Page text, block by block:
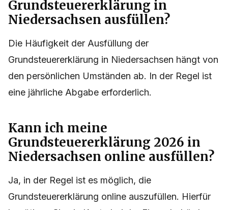
Grundsteuererklärung in
Niedersachsen ausfüllen?
Die Häufigkeit der Ausfüllung der
Grundsteuererklärung in Niedersachsen hängt von
den persönlichen Umständen ab. In der Regel ist
eine jährliche Abgabe erforderlich.
Kann ich meine
Grundsteuererklärung 2026 in
Niedersachsen online ausfüllen?
Ja, in der Regel ist es möglich, die
Grundsteuererklärung online auszufüllen. Hierfür